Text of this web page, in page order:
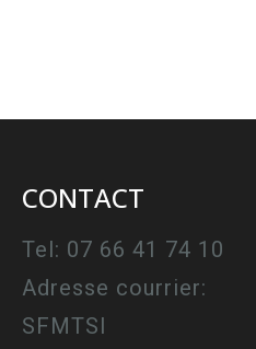
CONTACT
Tel: 07 66 41 74 10
Adresse courrier:
SFMTSI